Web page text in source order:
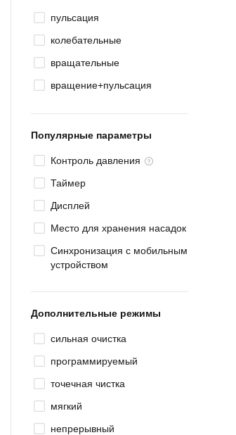
пульсация
колебательные
вращательные
вращение+пульсация
Популярные параметры
Контроль давления
Таймер
Дисплей
Место для хранения насадок
Синхронизация с мобильным
устройством
Дополнительные режимы
сильная очистка
программируемый
точечная чистка
мягкий
непрерывный